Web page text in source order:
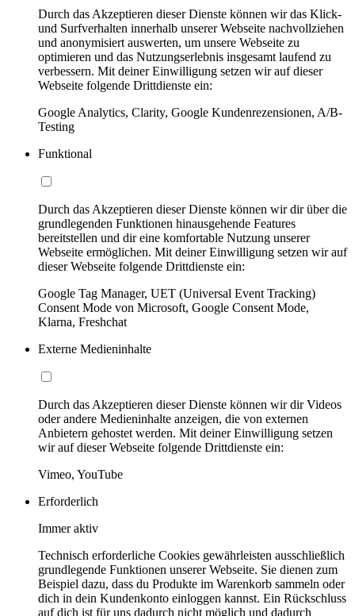
Durch das Akzeptieren dieser Dienste können wir das Klick-
und Surfverhalten innerhalb unserer Webseite nachvollziehen
und anonymisiert auswerten, um unsere Webseite zu
optimieren und das Nutzungserlebnis insgesamt laufend zu
verbessern. Mit deiner Einwilligung setzen wir auf dieser
Webseite folgende Drittdienste ein:
Google Analytics, Clarity, Google Kundenrezensionen, A/B-
Testing
Funktional
Durch das Akzeptieren dieser Dienste können wir dir über die
grundlegenden Funktionen hinausgehende Features
bereitstellen und dir eine komfortable Nutzung unserer
Webseite ermöglichen. Mit deiner Einwilligung setzen wir auf
dieser Webseite folgende Drittdienste ein:
Google Tag Manager, UET (Universal Event Tracking)
Consent Mode von Microsoft, Google Consent Mode,
Klarna, Freshchat
Externe Medieninhalte
Durch das Akzeptieren dieser Dienste können wir dir Videos
oder andere Medieninhalte anzeigen, die von externen
Anbietern gehostet werden. Mit deiner Einwilligung setzen
wir auf dieser Webseite folgende Drittdienste ein:
Vimeo, YouTube
Erforderlich
Immer aktiv
Technisch erforderliche Cookies gewährleisten ausschließlich
grundlegende Funktionen unserer Webseite. Sie dienen zum
Beispiel dazu, dass du Produkte im Warenkorb sammeln oder
dich in dein Kundenkonto einloggen kannst. Ein Rückschluss
auf dich ist für uns dadurch nicht möglich und dadurch